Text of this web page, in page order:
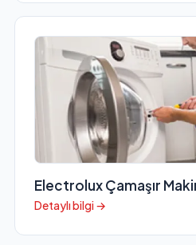
Electrolux Çamaşır
Detaylı bilgi →